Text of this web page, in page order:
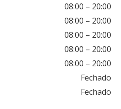
08:00 – 20:00
08:00 – 20:00
08:00 – 20:00
08:00 – 20:00
08:00 – 20:00
Fechado
Fechado